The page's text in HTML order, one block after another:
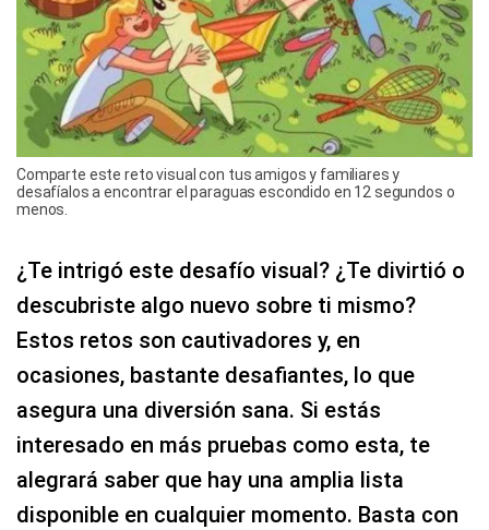
Comparte este reto visual con tus amigos y familiares y
desafíalos a encontrar el paraguas escondido en 12 segundos o
menos.
¿Te intrigó este desafío visual? ¿Te divirtió o
descubriste algo nuevo sobre ti mismo?
Estos retos son cautivadores y, en
ocasiones, bastante desafiantes, lo que
asegura una diversión sana. Si estás
interesado en más pruebas como esta, te
alegrará saber que hay una amplia lista
disponible en cualquier momento. Basta con